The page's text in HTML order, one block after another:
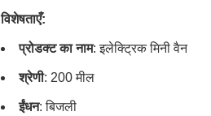
विशेषताएँ:
प्रोडक्ट का नाम: इलेक्ट्रिक मिनी वैन
श्रेणी: 200 मील
ईंधन: बिजली